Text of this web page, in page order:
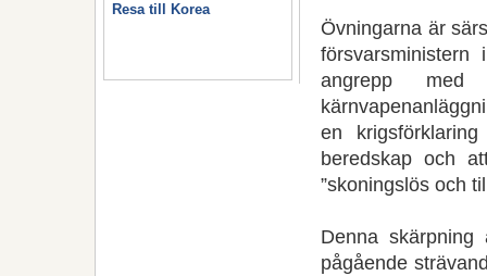
Resa till Korea
Övningarna är
angrepp med
en
beredskap och
”skoningslös och
Denna
pågående